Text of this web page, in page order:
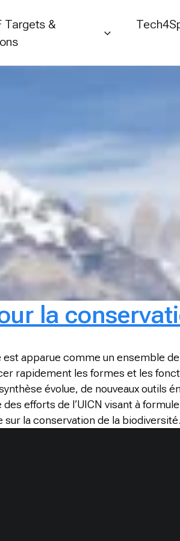
Targets &
la
apparue comme un ensemble
rapidement les formes et les
évolue, de nouveaux
efforts de l’UICN visant à
la conservation de la biodiversité.